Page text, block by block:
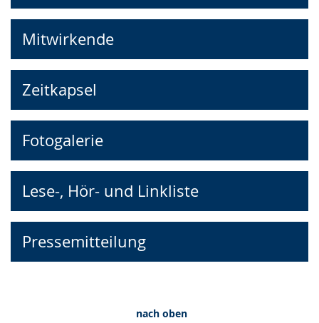
Mitwirkende
Zeitkapsel
Fotogalerie
Lese-, Hör- und Linkliste
Pressemitteilung
nach oben